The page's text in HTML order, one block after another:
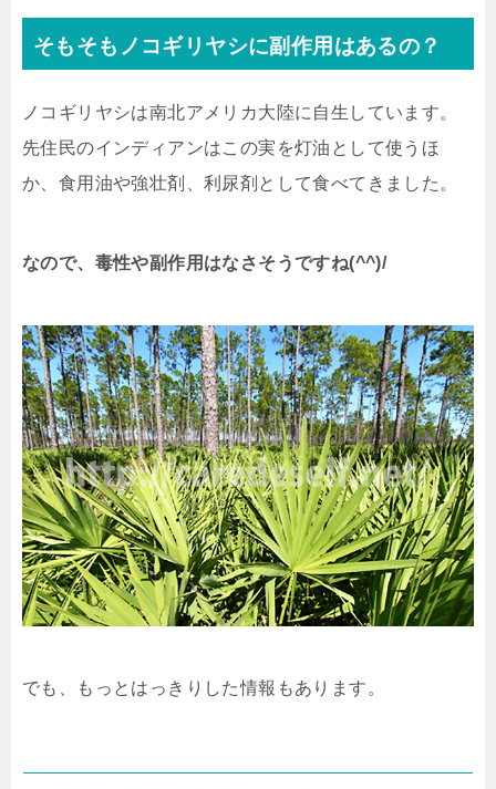
そもそもノコギリヤシに副作用はあるの？
ノコギリヤシは南北アメリカ大陸に自生しています。
先住民のインディアンはこの実を灯油として使うほ
か、食用油や強壮剤、利尿剤として食べてきました。
なので、毒性や副作用はなさそうですね(^^)/
でも、もっとはっきりした情報もあります。